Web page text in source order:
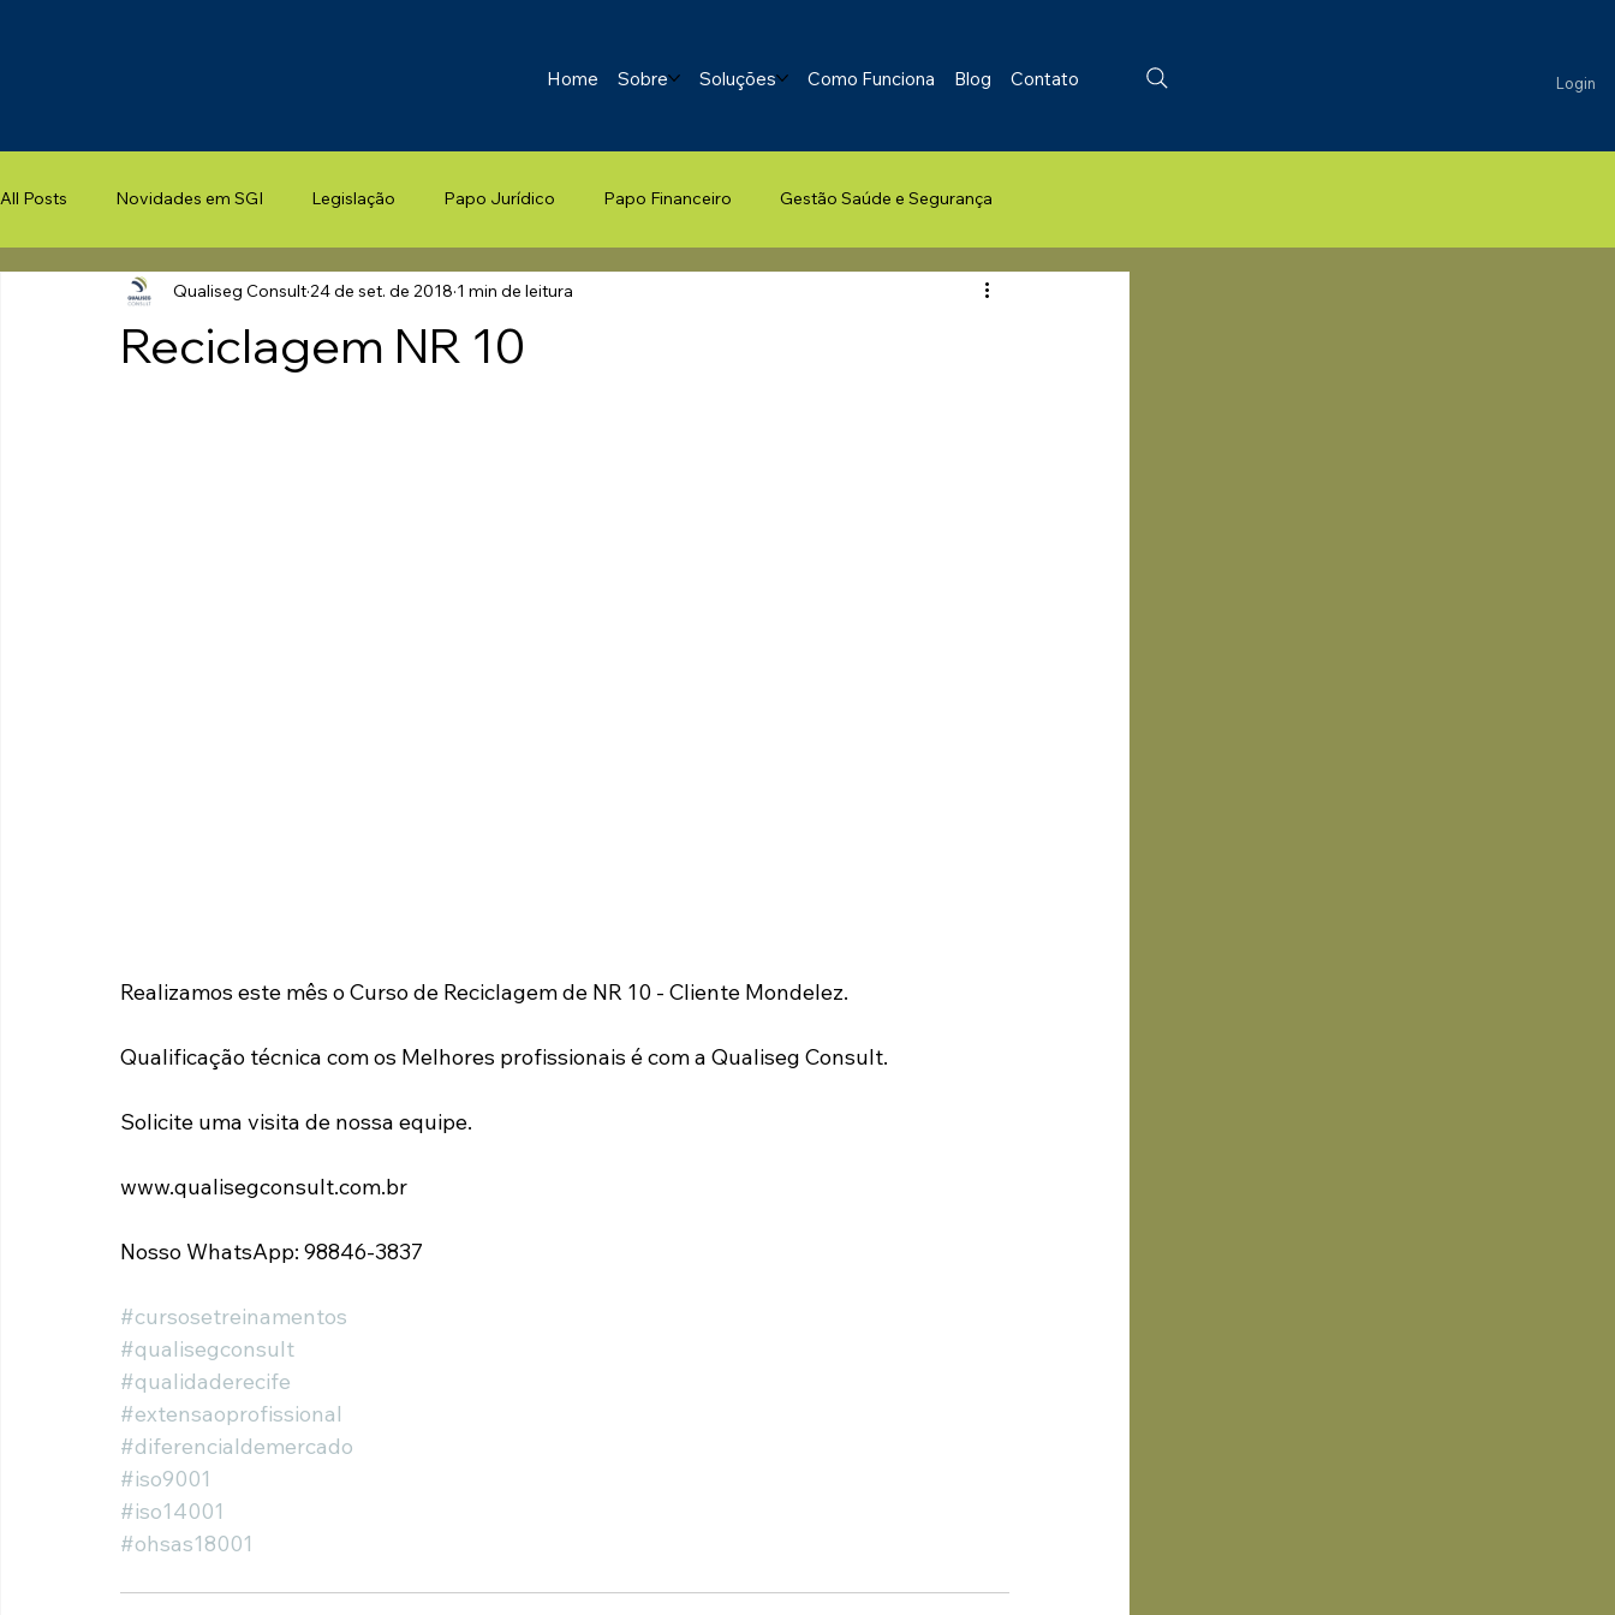
Home Sobre Soluções Como Funciona Blog Contato Login
All Posts Novidades em SGI Legislação Papo Jurídico Papo Financeiro Gestão Saúde e Segurança
Reciclagem NR 10
Qualiseg Consult24 de set. de 2018 1 min de leitura
Realizamos este mês o Curso de Reciclagem de NR 10 - Cliente Mondelez.
Qualificação técnica com os Melhores profissionais é com a Qualiseg Consult.
Solicite uma visita de nossa equipe.
www.qualisegconsult.com.br
Nosso WhatsApp: 98846-3837
#cursosetreinamentos
#qualisegconsult
#qualidaderecife
#extensaoprofissional
#diferencialdemercado
#iso9001
#iso14001
#ohsas18001